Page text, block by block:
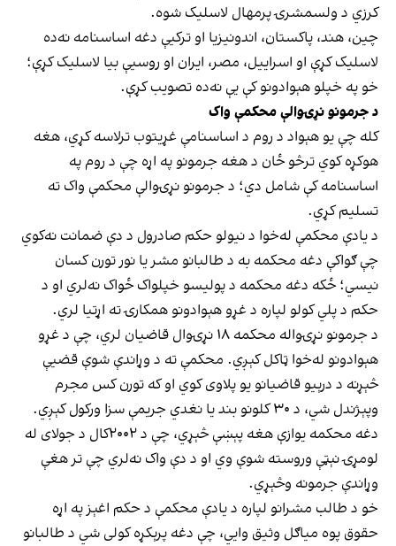
کرزي د ولسمشرۍ پرمهال لاسلیک شوه.
چین، هند، پاکستان، اندونیزیا او ترکیې دغه اساسنامه نه‌ده
لاسلیک کړې او اسراییل، مصر، ایران او روسیې بیا لاسلیک کړې؛
خو په خپلو هېوادونو کې یې نه‌ده تصویب کړې.
د جرمونو نړۍوالې محکمې واک
کله چې یو هېواد د روم د اساسنامې غړیتوب ترلاسه کړي، هغه
هوکړه کوي ترڅو ځان د هغه جرمونو په اړه چې د روم په
اساسنامه کې شامل دي؛ د جرمونو نړۍوالې محکمې واک ته
تسلیم کړي.
د یادې محکمې له‌خوا د نیولو حکم صادرول د دې ضمانت نه‌کوي
چې ګواکې دغه محکمه به د طالبانو مشر یا نور تورن کسان
نیسي؛ ځکه دغه محکمه د پولیسو خپلواک ځواک نه‌لري او د
حکم د پلي کولو لپاره د غړو هېوادونو همکارۍ ته اړتیا لري.
د جرمونو نړۍواله محکمه ۱۸ نړۍوال قاضیان لري، چې د غړو
هېوادونو له‌خوا ټاکل کېږي. محکمې ته د وړاندې شوې قضیې
څېړنه د درېیو قاضیانو یو پلاوی کوي او که تورن کس مجرم
وپېژندل شي، د ۳۰ کلونو بند یا نغدي جریمې سزا ورکول کېږي.
دغه محکمه یوازې هغه پېښې څېړي، چې د ۲۰۰۲کال د جولای له
لومړۍ نېټې وروسته شوې وي او د دې واک نه‌لري چې تر هغې
وړاندې جرمونه وڅېړي.
خو د طالب مشرانو لپاره د یادې محکمې د حکم اغېز په اړه
حقوق پوه میاګل وثیق وایي، چې دغه پرېکړه کولی شي د طالبانو